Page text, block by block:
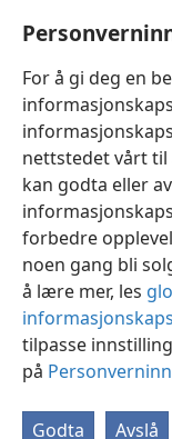
For å gi deg en
nettstedet vårt til
kan godta eller
forbedre
noen gang bli
å lære mer, les
tilpasse
på
Godta Avslå
okkulte
Ja, i henne
hellige+ og av
Copyright© 2026
Vilkår for bruk